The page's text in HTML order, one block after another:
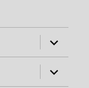
öffnen
öffnen